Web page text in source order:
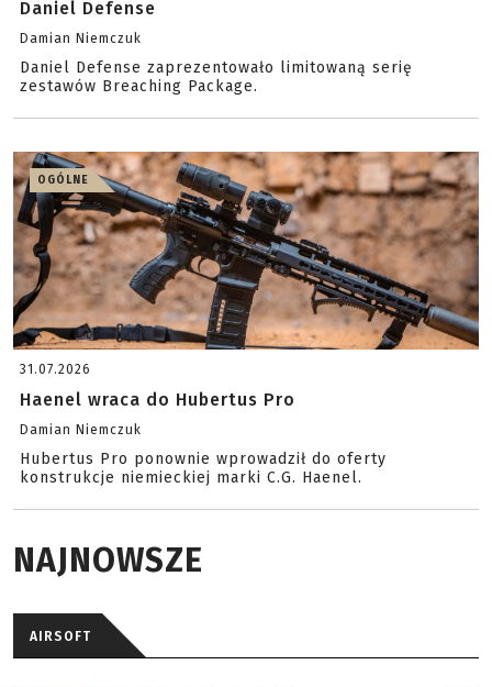
Daniel Defense
Damian Niemczuk
Daniel Defense zaprezentowało limitowaną serię
zestawów Breaching Package.
OGÓLNE
31.07.2026
Haenel wraca do Hubertus Pro
Damian Niemczuk
Hubertus Pro ponownie wprowadził do oferty
konstrukcje niemieckiej marki C.G. Haenel.
NAJNOWSZE
AIRSOFT